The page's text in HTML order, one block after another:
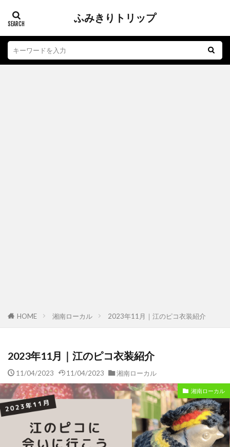
ふみきりトリップ
HOME 湘南ローカル 2023年11月｜江のピコ衣装紹介
2023年11月｜江のピコ衣装紹介
11/04/2023 11/04/2023 湘南ローカル
湘南ローカル